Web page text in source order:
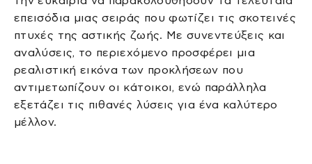
επεισόδια μιας σειράς που φωτίζει τις σκοτεινές
πτυχές της αστικής ζωής. Με συνεντεύξεις και
αναλύσεις, το περιεχόμενο προσφέρει μια
ρεαλιστική εικόνα των προκλήσεων που
αντιμετωπίζουν οι κάτοικοι, ενώ παράλληλα
εξετάζει τις πιθανές λύσεις για ένα καλύτερο
μέλλον.